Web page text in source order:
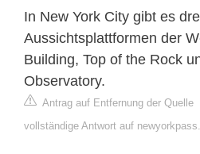
In New York City gibt es
Aussichtsplattformen der
Building, Top of the Rock
Observatory.
Antrag auf Entfernung der Quelle
vollständige Antwort auf